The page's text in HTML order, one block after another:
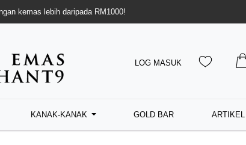
kemas lebih daripada RM1000!
LOG MASUK
KANAK-KANAK GOLD BAR ARTIKEL